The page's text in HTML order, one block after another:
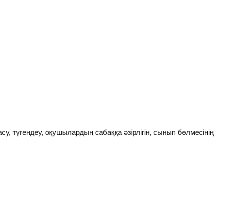
түгендеу, оқушылардың сабаққа әзірлігін, сынып бөлмесінің